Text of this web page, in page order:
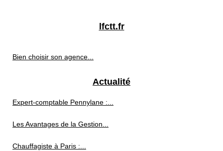
lfctt.fr
Bien choisir son agence...
Actualité
Expert-comptable Pennylane :...
Les Avantages de la Gestion...
Chauffagiste à Paris :...